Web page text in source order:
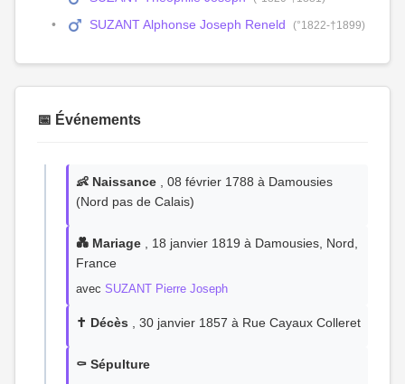
SUZANT Alphonse Joseph Reneld (°1822-†1899)
📅 Événements
👶 Naissance , 08 février 1788 à Damousies
(Nord pas de Calais)
💑 Mariage , 18 janvier 1819 à Damousies, Nord,
France
avec SUZANT Pierre Joseph
✝️ Décès , 30 janvier 1857 à Rue Cayaux Colleret
⚰️ Sépulture